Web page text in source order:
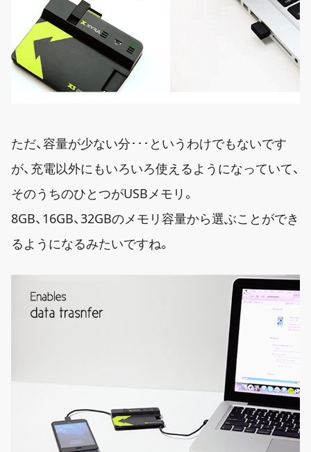
ただ、容量が少ない分･･･というわけでもないです
が、充電以外にもいろいろ使えるようになっていて、
そのうちのひとつがUSBメモリ。
8GB、16GB、32GBのメモリ容量から選ぶことができ
るようになるみたいですね。